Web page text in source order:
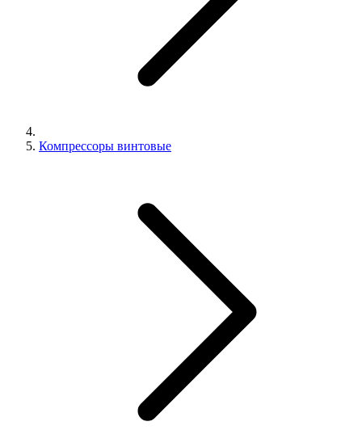
Компрессоры винтовые